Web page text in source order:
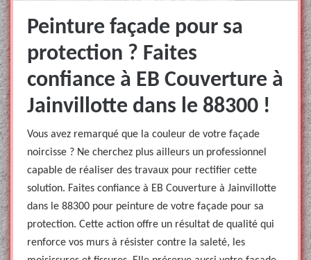
Peinture façade pour sa
protection ? Faites
confiance à EB Couverture à
Jainvillotte dans le 88300 !
Vous avez remarqué que la couleur de votre façade
noircisse ? Ne cherchez plus ailleurs un professionnel
capable de réaliser des travaux pour rectifier cette
solution. Faites confiance à EB Couverture à Jainvillotte
dans le 88300 pour peinture de votre façade pour sa
protection. Cette action offre un résultat de qualité qui
renforce vos murs à résister contre la saleté, les